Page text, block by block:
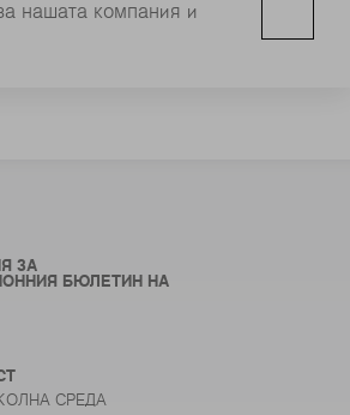
нашата компания и
ЗА
БЮЛЕТИН НА
СРЕДА